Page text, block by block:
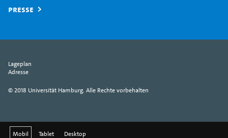
Presse
Lageplan
Adresse
© 2018 Universität Hamburg. Alle Rechte vorbehalten
Mobil Tablet Desktop